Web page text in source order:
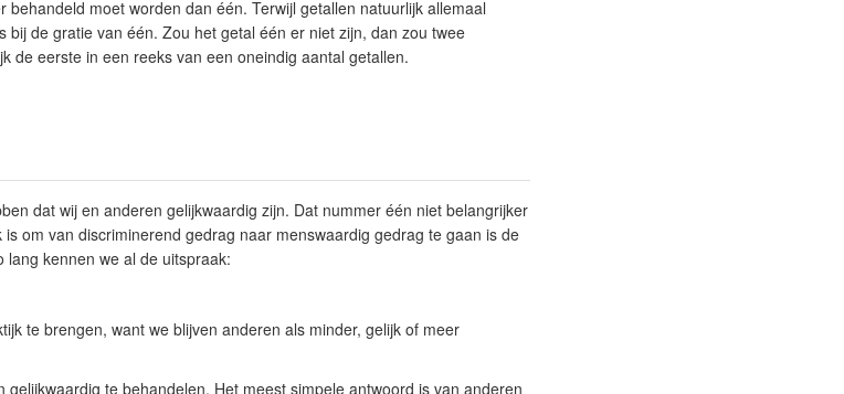
moet worden dan één. Terwijl getallen natuurlijk allemaal
bij de gratie van één. Zou het getal één er niet zijn, dan zou twee
de eerste in een reeks van een oneindig aantal getallen.
dat wij en anderen gelijkwaardig zijn. Dat nummer één niet belangrijker
om van discriminerend gedrag naar menswaardig gedrag te gaan is de
lang kennen we al de uitspraak:
te brengen, want we blijven anderen als minder, gelijk of meer
te behandelen. Het meest simpele antwoord is van anderen